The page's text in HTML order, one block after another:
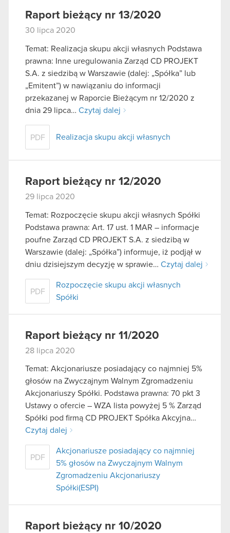
Raport bieżący nr 13/2020
30 lipca 2020
Temat: Realizacja skupu akcji własnych Podstawa
prawna: Inne uregulowania Zarząd CD PROJEKT
S.A. z siedzibą w Warszawie (dalej: „Spółka” lub
„Emitent”) w nawiązaniu do informacji
przekazanej w Raporcie Bieżącym nr 12/2020 z
dnia 29 lipca… Czytaj dalej
PDF Realizacja skupu akcji własnych
Raport bieżący nr 12/2020
29 lipca 2020
Temat: Rozpoczęcie skupu akcji własnych Spółki
Podstawa prawna: Art. 17 ust. 1 MAR – informacje
poufne Zarząd CD PROJEKT S.A. z siedzibą w
Warszawie (dalej: „Spółka”) informuje, iż podjął w
dniu dzisiejszym decyzję w sprawie… Czytaj dalej
PDF
Rozpoczęcie skupu akcji własnych
Spółki
Raport bieżący nr 11/2020
28 lipca 2020
Temat: Akcjonariusze posiadający co najmniej 5%
głosów na Zwyczajnym Walnym Zgromadzeniu
Akcjonariuszy Spółki. Podstawa prawna: 70 pkt 3
Ustawy o ofercie – WZA lista powyżej 5 % Zarząd
Spółki pod firmą CD PROJEKT Spółka Akcyjna…
Czytaj dalej
PDF
Akcjonariusze posiadający co najmniej
5% głosów na Zwyczajnym Walnym
Zgromadzeniu Akcjonariuszy
Spółki(ESPI)
Raport bieżący nr 10/2020